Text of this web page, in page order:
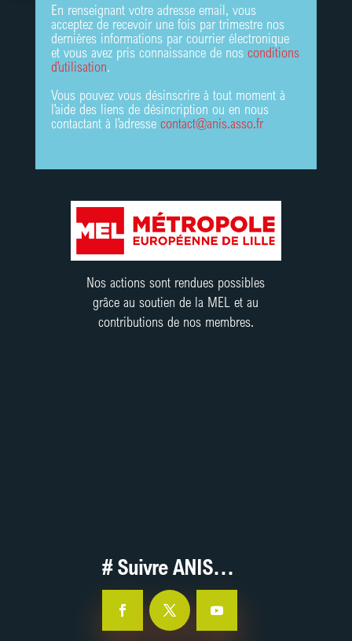
En renseignant votre adresse email, vous
acceptez de recevoir une fois par trimestre nos
dernières informations par courrier électronique
et vous avez pris connaissance de nos conditions
d’utilisation.
Vous pouvez vous désinscrire à tout moment à
l’aide des liens de désincription ou en nous
contactant à l’adresse contact@anis.asso.fr
Nos actions sont rendues possibles
grâce au soutien de la MEL et au
contributions de nos membres.
# Suivre ANIS…